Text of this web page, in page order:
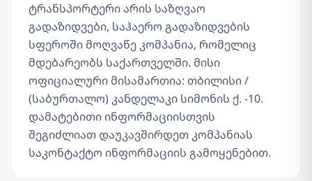
ტრანსპორტერი არის საზღვაო
გადაზიდვები, საჰაერო გადაზიდვების
სფეროში მოღვაწე კომპანია, რომელიც
მდებარეობს საქართველში. მისი
ოფიციალური მისამართია: თბილისი /
(საბურთალო) კანდელაკი სიმონის ქ. -10.
დამატებითი ინფორმაციისთვის
შეგიძლიათ დაუკავშირდეთ კომპანიას
საკონტაქტო ინფორმაციის გამოყენებით.